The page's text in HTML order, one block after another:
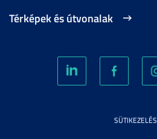
Térképek és útvonalak
SÜTIKEZELÉS